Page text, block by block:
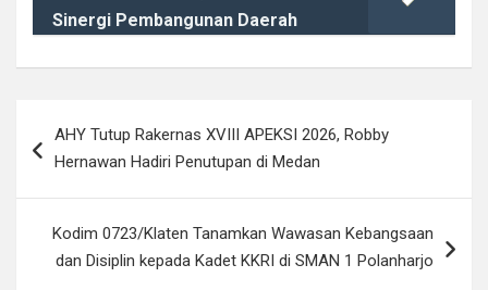
Sinergi Pembangunan Daerah
posAHY Tutup Rakernas XVIII APEKSI 2026, Robby
Hernawan Hadiri Penutupan di Medan
Kodim 0723/Klaten Tanamkan Wawasan Kebangsaan
dan Disiplin kepada Kadet KKRI di SMAN 1 Polanharjo